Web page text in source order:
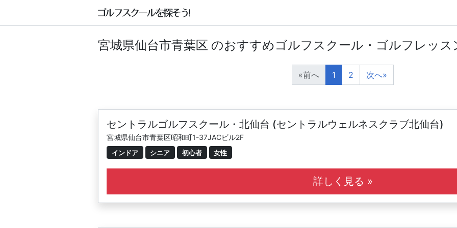
宮城県仙台市青葉区 のおすすめゴルフスクール・ゴルフレッス
«前へ 1 2 次へ»
セントラルゴルフスクール・北仙台 (セントラルウェルネスクラブ北仙台)
宮城県仙台市青葉区昭和町1-37JACビル2F
インドア シニア 初心者 女性
詳しく見る »